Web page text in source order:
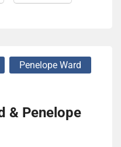
Penelope Ward
& Penelope